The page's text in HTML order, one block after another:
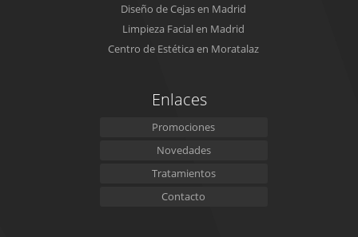
Diseño de Cejas en Madrid
Limpieza Facial en Madrid
Centro de Estética en Moratalaz
Enlaces
Promociones
Novedades
Tratamientos
Contacto